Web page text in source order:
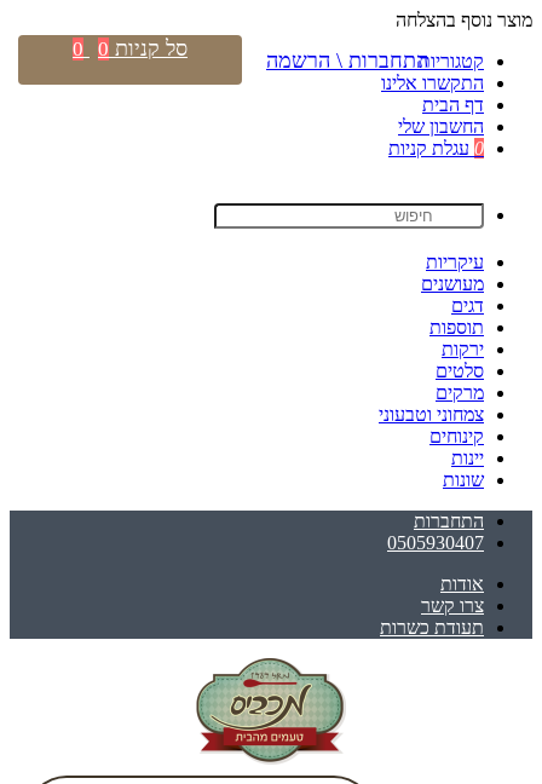
מוצר נוסף בהצלחה
קטגוריות
התקשרו אלינו
דף הבית
החשבון שלי
0 עגלת קניות
עיקריות
מעושנים
דגים
תוספות
ירקות
סלטים
מרקים
צמחוני וטבעוני
קינוחים
יינות
שונות
התחברות
0505930407
אודות
צרו קשר
תעודת כשרות
התחברות \ הרשמה סל קניות 0
0